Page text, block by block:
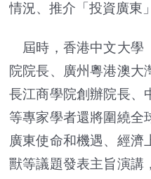
情況、推介「投資廣東
屆時，香港中文大學
院院長、廣州粵港澳大
長江商學院創辦院長、
等專家學者還將圍繞全
廣東使命和機遇、經濟
獸等議題發表主旨演講